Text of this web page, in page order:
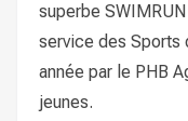
superbe
service des Sports
année par le PHB
jeunes.